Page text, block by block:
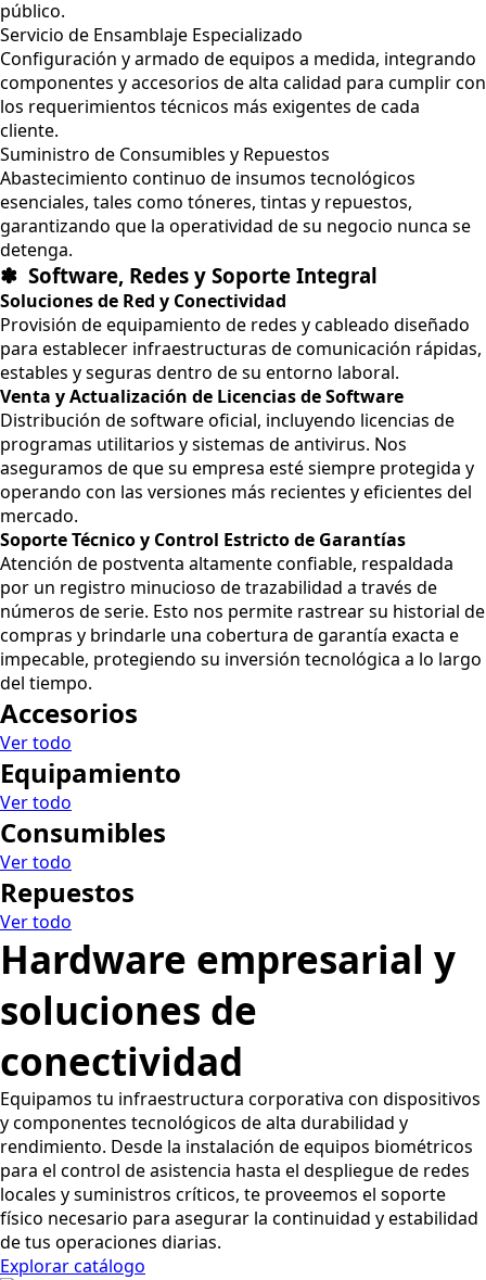
público.
Servicio de Ensamblaje Especializado
Configuración y armado de equipos a medida, integrando
componentes y accesorios de alta calidad para cumplir con
los requerimientos técnicos más exigentes de cada
cliente.
Suministro de Consumibles y Repuestos
Abastecimiento continuo de insumos tecnológicos
esenciales, tales como tóneres, tintas y repuestos,
garantizando que la operatividad de su negocio nunca se
detenga.
✽ Software, Redes y Soporte Integral
Soluciones de Red y Conectividad
Provisión de equipamiento de redes y cableado diseñado
para establecer infraestructuras de comunicación rápidas,
estables y seguras dentro de su entorno laboral.
Venta y Actualización de Licencias de Software
Distribución de software oficial, incluyendo licencias de
programas utilitarios y sistemas de antivirus. Nos
aseguramos de que su empresa esté siempre protegida y
operando con las versiones más recientes y eficientes del
mercado.
Soporte Técnico y Control Estricto de Garantías
Atención de postventa altamente confiable, respaldada
por un registro minucioso de trazabilidad a través de
números de serie. Esto nos permite rastrear su historial de
compras y brindarle una cobertura de garantía exacta e
impecable, protegiendo su inversión tecnológica a lo largo
del tiempo.
Accesorios
Ver todo
Equipamiento
Ver todo
Consumibles
Ver todo
Repuestos
Ver todo
Hardware empresarial y
soluciones de
conectividad
Equipamos tu infraestructura corporativa con dispositivos
y componentes tecnológicos de alta durabilidad y
rendimiento. Desde la instalación de equipos biométricos
para el control de asistencia hasta el despliegue de redes
locales y suministros críticos, te proveemos el soporte
físico necesario para asegurar la continuidad y estabilidad
de tus operaciones diarias.
Explorar catálogo